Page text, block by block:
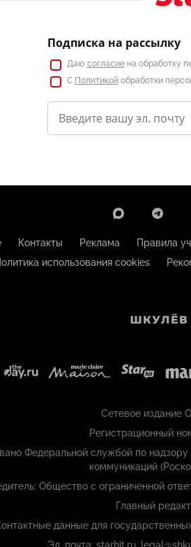
Подписка на рассылку
Даю согласиена обработку
С Политикойобработки
Контакты Реклама Правила
использования cookies
Сетевое издание
Регистрационный
Федеральной службой по
коммуникаций
Общество с ограниченной
Главный
данные для